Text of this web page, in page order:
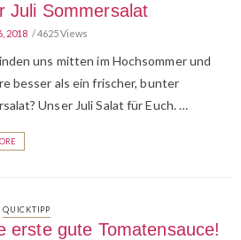
Juli Sommersalat
2018 4625 Views
uns mitten im Hochsommer und
besser als ein frischer, bunter
Unser Juli Salat für Euch. …
QUICKTIPP
erste gute Tomatensauce!